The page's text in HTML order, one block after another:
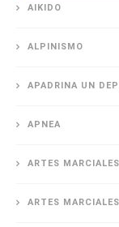
AIKIDO
ALPINISMO
APADRINA UN
APNEA
ARTES MARCIALES
ARTES